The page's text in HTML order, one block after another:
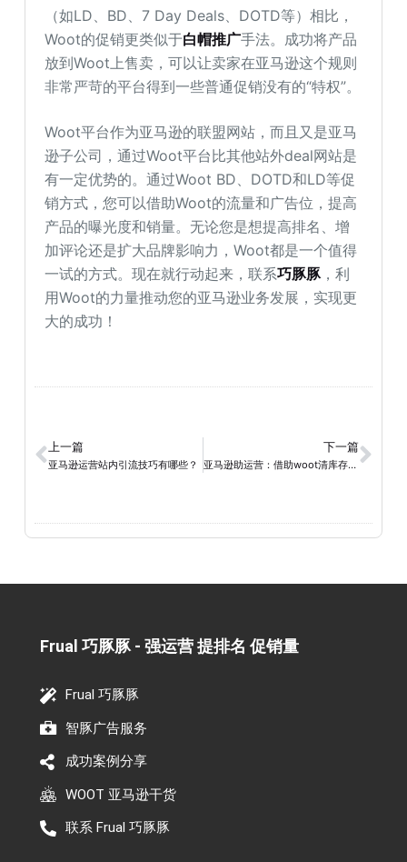
（如LD、BD、7 Day Deals、DOTD等）相比，
Woot的促销更类似于白帽推广手法。成功将产品
放到Woot上售卖，可以让卖家在亚马逊这个规则
非常严苛的平台得到一些普通促销没有的“特权”。
Woot平台作为亚马逊的联盟网站，而且又是亚马
逊子公司，通过Woot平台比其他站外deal网站是
有一定优势的。通过Woot BD、DOTD和LD等促
销方式，您可以借助Woot的流量和广告位，提高
产品的曝光度和销量。无论您是想提高排名、增
加评论还是扩大品牌影响力，Woot都是一个值得
一试的方式。现在就行动起来，联系巧豚豚，利
用Woot的力量推动您的亚马逊业务发展，实现更
大的成功！
上一篇
亚马逊运营站内引流技巧有哪些？
下一篇
亚马逊助运营：借助woot清库存，实现优势利用
Frual 巧豚豚 - 强运营 提排名 促销量​
Frual 巧豚豚
智豚广告服务
成功案例分享
WOOT 亚马逊干货
联系 Frual 巧豚豚